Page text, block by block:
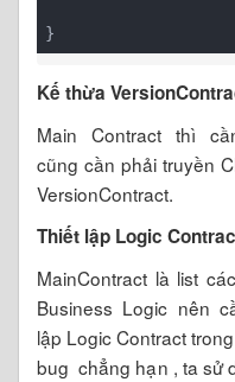
}
Kế thừa
Main Contract thì
cũng cần phải truyền
VersionContract.
Thiết lập Logic
MainContract là list
Business Logic nên
lập Logic Contract
bug chẳng hạn , ta sử